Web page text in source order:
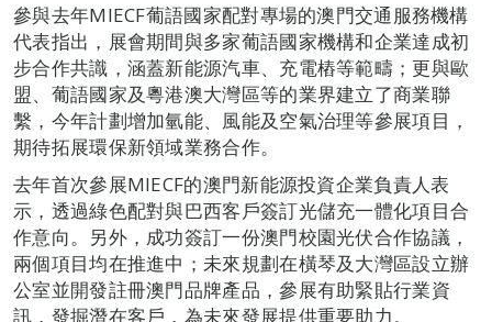
參與去年MIECF葡語國家配對專場的澳門交通服務機構
代表指出，展會期間與多家葡語國家機構和企業達成初
步合作共識，涵蓋新能源汽車、充電樁等範疇；更與歐
盟、葡語國家及粵港澳大灣區等的業界建立了商業聯
繫，今年計劃增加氫能、風能及空氣治理等參展項目，
期待拓展環保新領域業務合作。
去年首次參展MIECF的澳門新能源投資企業負責人表
示，透過綠色配對與巴西客戶簽訂光儲充一體化項目合
作意向。另外，成功簽訂一份澳門校園光伏合作協議，
兩個項目均在推進中；未來規劃在橫琴及大灣區設立辦
公室並開發註冊澳門品牌產品，參展有助緊貼行業資
訊，發掘潛在客戶，為未來發展提供重要助力。